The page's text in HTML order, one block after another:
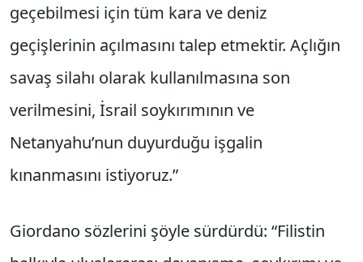
geçebilmesi için tüm kara ve deniz
geçişlerinin açılmasını talep etmektir. Açlığın
savaş silahı olarak kullanılmasına son
verilmesini, İsrail soykırımının ve
Netanyahu’nun duyurduğu işgalin
kınanmasını istiyoruz.”
Giordano sözlerini şöyle sürdürdü: “Filistin